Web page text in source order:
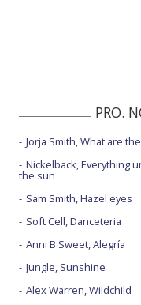
PRO.
Jorja Smith, What are
Nickelback, Everything
the sun
Sam Smith, Hazel eyes
Soft Cell, Danceteria
Anni B Sweet, Alegría
Jungle, Sunshine
Alex Warren, Wildchild